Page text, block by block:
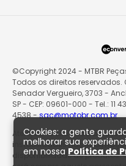
Cookies: a gente
melhorar sua
em nossa Política de
©Copyright 2024 - MTBR
Todos os direitos reservados.
Senador Vergueiro, 3703 -
SP - CEP: 09601-000 - Tel.: 11
4538 -sac@motobr.com.br
Atenção: O site poderá
instabilidades nas
disponibilidade de produtos.